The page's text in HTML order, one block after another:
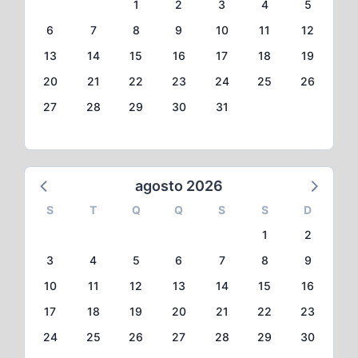
1
2 3 4
5
6
7 8 9 10 11
12
13
14 15 16 17 18
19
20
21 22 23 24 25
26
27
28 29 30 31
agosto 2026
S T Q Q S S
D
1
2
3
4 5 6 7 8
9
10
11 12 13 14 15
16
17
18 19 20 21 22
23
24
25 26 27 28 29
30